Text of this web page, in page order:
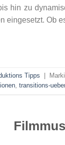
hin zu
eingesetzt. Ob
Tipps
, transitions-